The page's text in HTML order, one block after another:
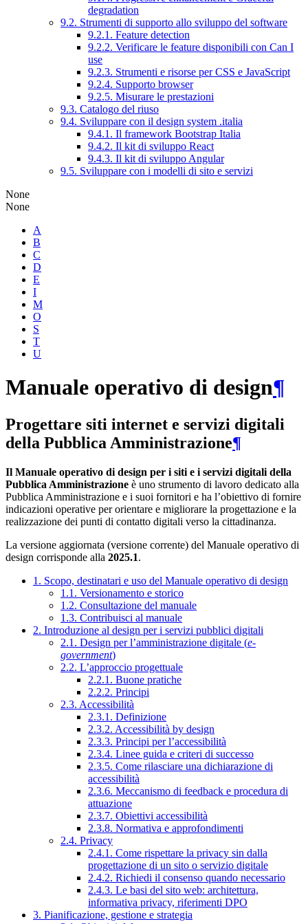
degradation
9.2. Strumenti di supporto allo sviluppo del software
9.2.1. Feature detection
9.2.2. Verificare le feature disponibili con Can I
use
9.2.3. Strumenti e risorse per CSS e JavaScript
9.2.4. Supporto browser
9.2.5. Misurare le prestazioni
9.3. Catalogo del riuso
9.4. Sviluppare con il design system .italia
9.4.1. Il framework Bootstrap Italia
9.4.2. Il kit di sviluppo React
9.4.3. Il kit di sviluppo Angular
9.5. Sviluppare con i modelli di sito e servizi
None
None
A
B
C
D
E
I
M
O
S
T
U
Manuale operativo di design¶
Progettare siti internet e servizi digitali
della Pubblica Amministrazione¶
Il Manuale operativo di design per i siti e i servizi digitali della
Pubblica Amministrazione è uno strumento di lavoro dedicato alla
Pubblica Amministrazione e i suoi fornitori e ha l’obiettivo di fornire
indicazioni operative per orientare e migliorare la progettazione e la
realizzazione dei punti di contatto digitali verso la cittadinanza.
La versione aggiornata (versione corrente) del Manuale operativo di
design corrisponde alla 2025.1.
1. Scopo, destinatari e uso del Manuale operativo di design
1.1. Versionamento e storico
1.2. Consultazione del manuale
1.3. Contribuisci al manuale
2. Introduzione al design per i servizi pubblici digitali
2.1. Design per l’amministrazione digitale (e-
government)
2.2. L’approccio progettuale
2.2.1. Buone pratiche
2.2.2. Principi
2.3. Accessibilità
2.3.1. Definizione
2.3.2. Accessibilità by design
2.3.3. Principi per l’accessibilità
2.3.4. Linee guida e criteri di successo
2.3.5. Come rilasciare una dichiarazione di
accessibilità
2.3.6. Meccanismo di feedback e procedura di
attuazione
2.3.7. Obiettivi accessibilità
2.3.8. Normativa e approfondimenti
2.4. Privacy
2.4.1. Come rispettare la privacy sin dalla
progettazione di un sito o servizio digitale
2.4.2. Richiedi il consenso quando necessario
2.4.3. Le basi del sito web: architettura,
informativa privacy, riferimenti DPO
3. Pianificazione, gestione e strategia